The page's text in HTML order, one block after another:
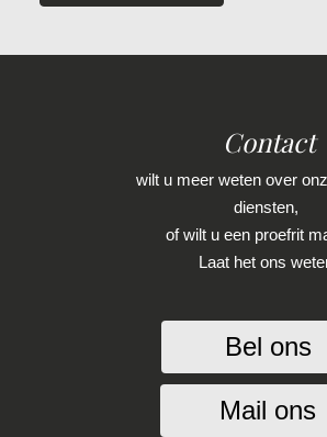
https://public.car-pass.be/
verstrekte informatie in de
beslissing zouden kunnen
Contact
wilt u meer weten over
diensten,
of wilt u een proefrit
Laat het ons
Bel ons
Mail ons